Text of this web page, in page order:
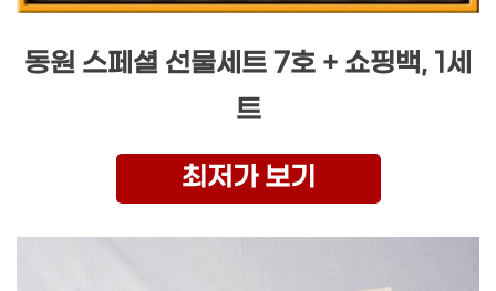
동원 스페셜 선물세트 7호 + 쇼핑백, 1세
트
최저가 보기